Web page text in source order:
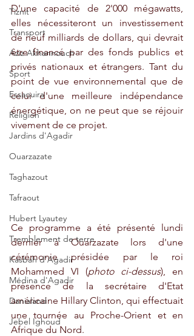
Tiznit
Transport
Aziz Akhannouch
Sport
Essaouira
Religion
Jardins d'Agadir
Ouarzazate
Taghazout
Tafraout
Hubert Lyautey
Tremblement de terre
Kasbah d'Agadir
Médina d'Agadir
Danialand
Jebel Ighoud
D'une capacité de 2'000 mégawatts,
elles nécessiteront un investissement
de neuf milliards de dollars, qui devrait
être financé par des fonds publics et
privés nationaux et étrangers. Tant du
point de vue environnemental que de
celui d'une meilleure indépendance
énergétique, on ne peut que se réjouir
vivement de ce projet.
Ce programme a été présenté lundi
dernier à Ouarzazate lors d'une
cérémonie présidée par le roi
Mohammed VI (photo ci-dessus), en
présence de la secrétaire d'Etat
américaine Hillary Clinton, qui effectuait
une tournée au Proche-Orient et en
Afrique du Nord.